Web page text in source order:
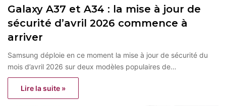
Galaxy A37 et A34 : la mise à jour de
sécurité d’avril 2026 commence à
arriver
Samsung déploie en ce moment la mise à jour de sécurité du
mois d’avril 2026 sur deux modèles populaires de…
Lire la suite »